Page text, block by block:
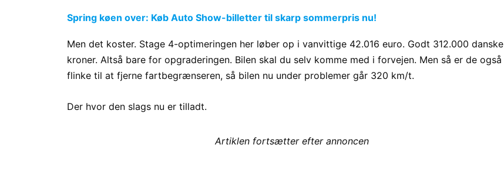
Spring køen over: Køb Auto Show-billetter til skarp sommerpris nu!
Men det koster. Stage 4-optimeringen her løber op i vanvittige 42.016 euro. Godt 312.000 danske
kroner. Altså bare for opgraderingen. Bilen skal du selv komme med i forvejen. Men så er de også
flinke til at fjerne fartbegrænseren, så bilen nu under problemer går 320 km/t.
Der hvor den slags nu er tilladt.
Artiklen fortsætter efter annoncen